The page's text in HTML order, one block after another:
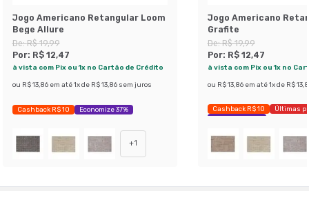
Jogo Americano Retangular Loom
Bege Allure
De:R$ 19,99
Por: R$ 12,47
à vista com Pix ou 1x no Cartão de Crédito
ou R$ 13,86 em até 1x de R$ 13,86 sem juros
Cashback R$ 10 Economize 37%
+1
Jogo Americano
Grafite
De:R$ 19,99
Por: R$ 12,47
à vista com Pix ou 1x no
ou R$ 13,86 em até 1x de R$
Cashback R$ 10
Últimas
Economize 37%